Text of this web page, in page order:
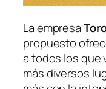
La empresa
propuesto
a todos los que
más diversos